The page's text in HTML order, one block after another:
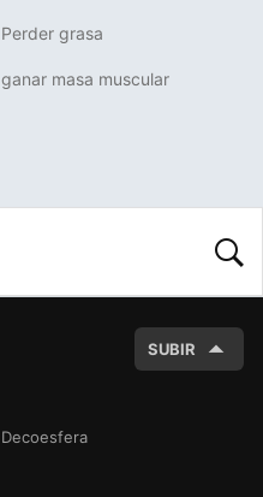
Perder grasa
ganar masa muscular
SUBIR
Decoesfera